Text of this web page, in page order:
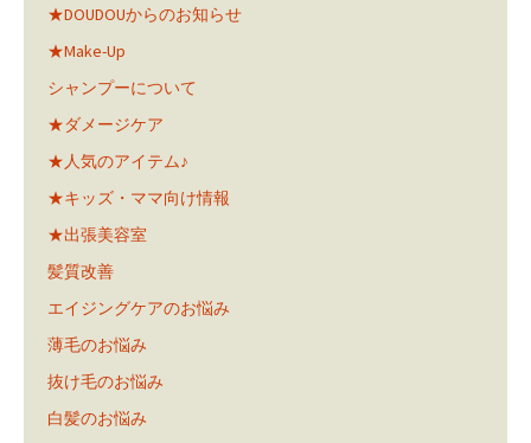
★DOUDOUからのお知らせ
★Make-Up
シャンプーについて
★ダメージケア
★人気のアイテム♪
★キッズ・ママ向け情報
★出張美容室
髪質改善
エイジングケアのお悩み
薄毛のお悩み
抜け毛のお悩み
白髪のお悩み